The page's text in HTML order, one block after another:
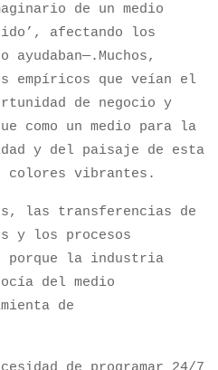
de un medio
afectando los
ayudaban—.Muchos,
empíricos que veían el
de negocio y
como un medio para la
y del paisaje de esta
colores vibrantes.
las transferencias de
y los procesos
porque la industria
del medio
de